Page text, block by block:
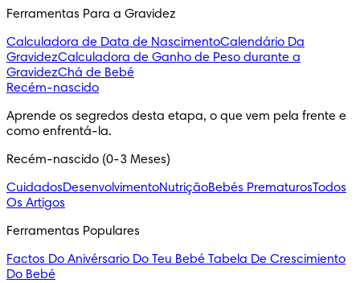
Ferramentas Para a Gravidez
Calculadora de Data de NascimentoCalendário Da
GravidezCalculadora de Ganho de Peso durante a
GravidezChá de Bebé
Recém-nascido
Aprende os segredos desta etapa, o que vem pela frente e
como enfrentá-la.
Recém-nascido (0-3 Meses)
CuidadosDesenvolvimentoNutriçãoBebés PrematurosTodos
Os Artigos
Ferramentas Populares
Factos Do Anivérsario Do Teu Bebé Tabela De Crescimiento
Do Bebé